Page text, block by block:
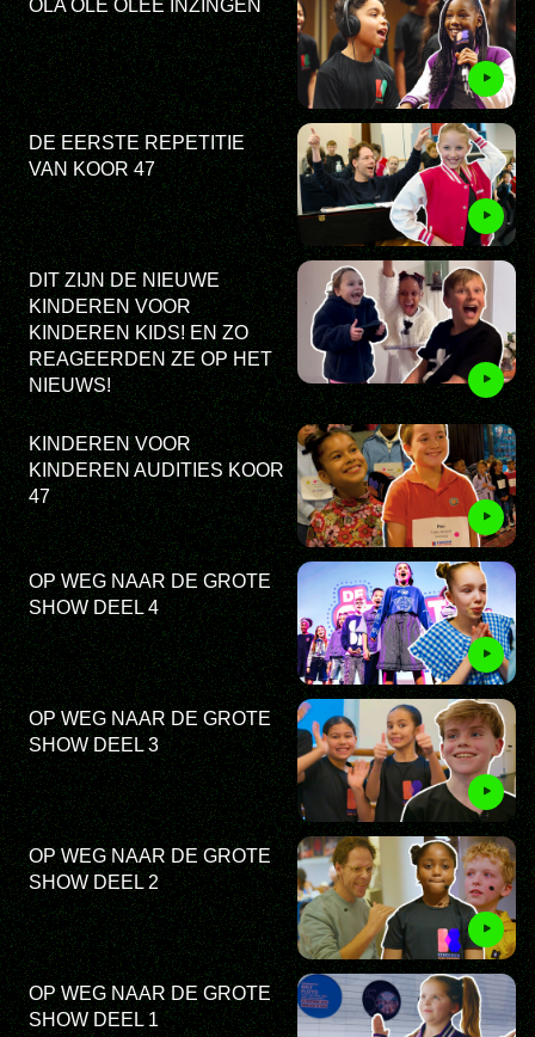
OLA OLE OLEE INZINGEN
DE EERSTE REPETITIE
VAN KOOR 47
DIT ZIJN DE NIEUWE
KINDEREN VOOR
KINDEREN KIDS! EN ZO
REAGEERDEN ZE OP HET
NIEUWS!
KINDEREN VOOR
KINDEREN AUDITIES KOOR
47
OP WEG NAAR DE GROTE
SHOW DEEL 4
OP WEG NAAR DE GROTE
SHOW DEEL 3
OP WEG NAAR DE GROTE
SHOW DEEL 2
OP WEG NAAR DE GROTE
SHOW DEEL 1